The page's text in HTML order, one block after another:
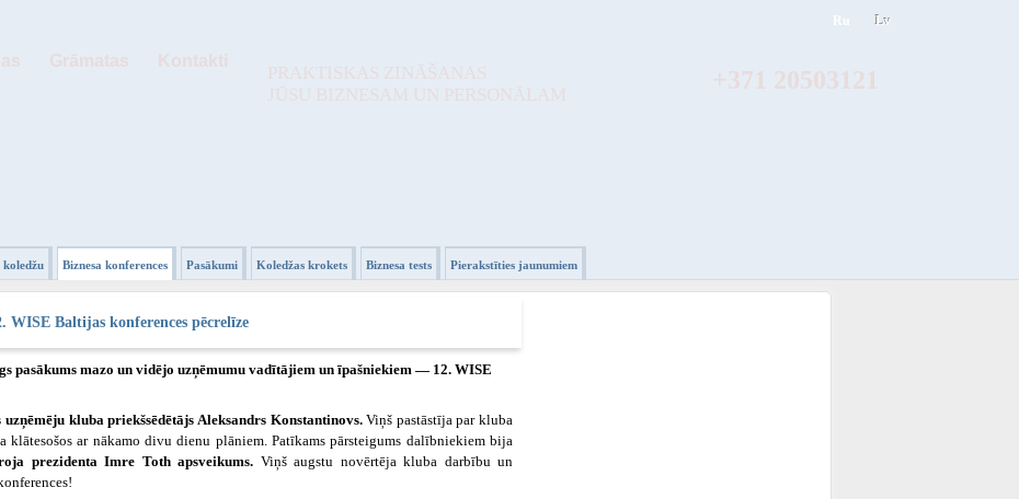
Ru Lv
Grāmatas Kontakti
PRAKTISKAS ZINĀŠANAS
JŪSU BIZNESAM UN PERSONĀLAM
+371 20503121
koledžu Biznesa konferences Pasākumi Koledžas krokets Biznesa tests Pierakstīties jaunumiem
WISE Baltijas konferences pēcrelīze
pasākums mazo un vidējo uzņēmumu vadītājiem un īpašniekiem — 12. WISE
kluba priekšsēdētājs Aleksandrs Konstantinovs.Viņš pastāstīja par kluba
ar nākamo divu dienu plāniem. Patīkams pārsteigums dalībniekiem bija
prezidenta Imre Toth apsveikums. Viņš augstu novērtēja kluba darbību un